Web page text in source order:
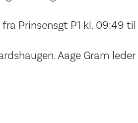
Prinsensgt P1 kl. 09:49
Aage Gram